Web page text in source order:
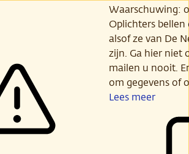
Waarschuwing:
Oplichters
alsof ze van De
zijn. Ga hier niet
mailen u nooit.
om gegevens of
Lees meer